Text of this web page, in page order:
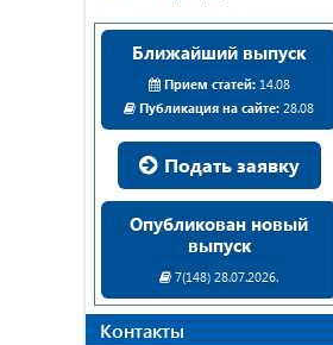
Ближайший выпуск
Прием статей:14.08
Публикация на сайте: 28.08
Подать заявку
Опубликован новый
выпуск
7(148) 28.07.2026.
Контакты